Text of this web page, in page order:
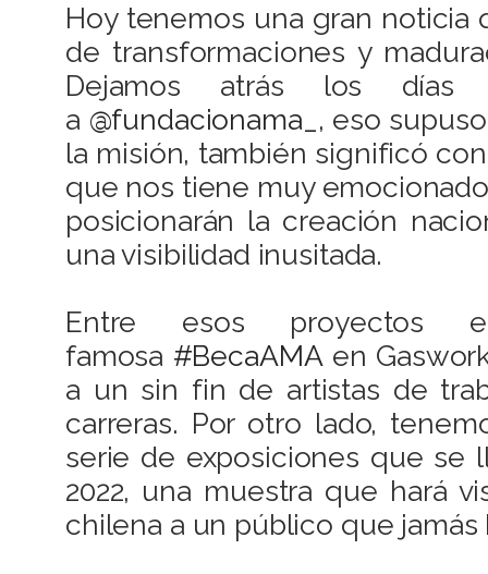
Hoy tenemos una gran noticia
de transformaciones y
Dejamos atrás los
a @fundacionama_ , eso
la misión, también significó
que nos tiene muy
posicionarán la creación
una visibilidad inusitada.
Entre esos
famosa #BecaAMA en
a un sin fin de artistas de
carreras. Por otro lado,
serie de exposiciones que se
2022, una muestra que hará
chilena a un público que